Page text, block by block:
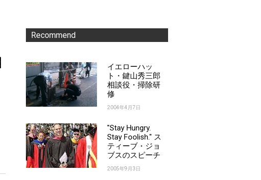
Recommend
イエローハッ
ト・鍵山秀三郎
相談役・掃除研
修
2004年4月7日
"Stay Hungry.
Stay Foolish." ス
ティーブ・ジョ
ブスのスピーチ
2005年9月3日